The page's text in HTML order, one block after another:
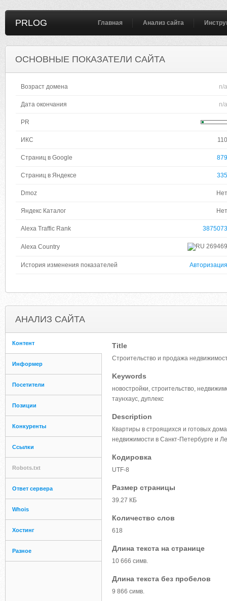
PRLOG Главная Анализ сайта
ОСНОВНЫЕ ПОКАЗАТЕЛИ САЙТА
Возраст домена n/a
Дата окончания n/a
PR
ИКС 110
Страниц в Google 879
Страниц в Яндексе 335
Dmoz Нет
Яндекс Каталог Нет
Alexa Traffic Rank 3875073
Alexa Country 269469
История изменения показателей Авторизация
АНАЛИЗ САЙТА
Контент
Информер
Посетители
Позиции
Конкуренты
Ссылки
Robots.txt
Ответ сервера
Whois
Хостинг
Разное
Title
Строительство и продажа
Keywords
новостройки, строительство,
таунхаус, дуплекс
Description
Квартиры в строящихся и готовых
недвижимости в Санкт-Петербурге и
Кодировка
UTF-8
Размер страницы
39.27 КБ
Количество слов
618
Длина текста на странице
10 666 симв.
Длина текста без пробелов
9 866 симв.